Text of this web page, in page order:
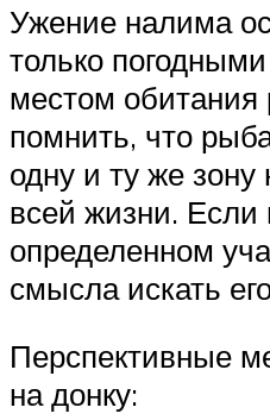
Ужение налима
только
местом
помнить, что
одну и ту же зону
всей жизни.
определенном
смысла искать
Перспективные
на донку: